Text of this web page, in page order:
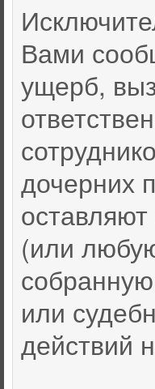
Вами
ущерб,
дочерних
(или
или
действий